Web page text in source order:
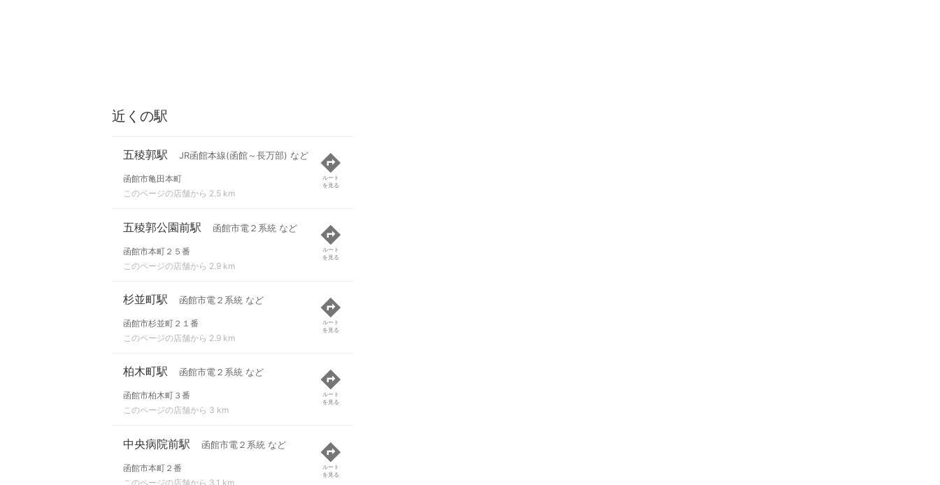
近くの駅
五稜郭駅 JR函館本線(函館～長万部) など
函館市亀田本町
このページの店舗から 2.5 km
ルート
を見る
五稜郭公園前駅 函館市電２系統 など
函館市本町２５番
このページの店舗から 2.9 km
ルート
を見る
杉並町駅 函館市電２系統 など
函館市杉並町２１番
このページの店舗から 2.9 km
ルート
を見る
柏木町駅 函館市電２系統 など
函館市柏木町３番
このページの店舗から 3 km
ルート
を見る
中央病院前駅 函館市電２系統 など
函館市本町２番
このページの店舗から 3.1 km
ルート
を見る